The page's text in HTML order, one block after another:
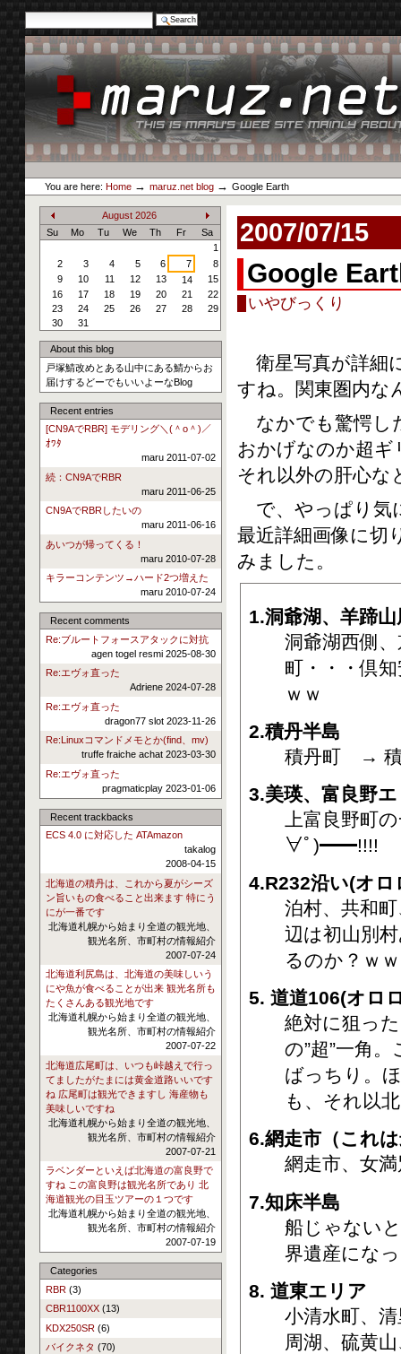
Advanced Search…
Skip
to
content.
Skip
navigation
maruz.net
Personal
tools
You are here: Home → maruz.net blog → Google Earth
«
August 2026
»
Su Mo Tu We Th Fr
Sa
1
2
3 4 5 6 7
8
9
10 11 12 13 14
15
16
17 18 19 20 21
22
23
24 25 26 27 28
29
30
31
About this blog
戸塚鯖改めとある山中にある鯖からお
届けするどーでもいいよーなBlog
Recent entries
[CN9AでRBR] モデリング＼(＾o＾)／
ｵﾜﾀ
maru 2011-07-02
続：CN9AでRBR
maru 2011-06-25
CN9AでRBRしたいの
maru 2011-06-16
あいつが帰ってくる！
maru 2010-07-28
キラーコンテンツ→ハード2つ増えた
maru 2010-07-24
Recent comments
Re:ブルートフォースアタックに対抗
agen togel resmi 2025-08-30
Re:エヴォ直った
Adriene 2024-07-28
Re:エヴォ直った
dragon77 slot 2023-11-26
Re:Linuxコマンドメモとか(find、mv)
truffe fraiche achat 2023-03-30
Re:エヴォ直った
pragmaticplay 2023-01-06
Recent trackbacks
ECS 4.0 に対応した ATAmazon
takalog
2008-04-15
北海道の積丹は、これから夏がシーズ
ン旨いもの食べること出来ます 特にう
にが一番です
北海道札幌から始まり全道の観光地、
観光名所、市町村の情報紹介
2007-07-24
北海道利尻島は、北海道の美味しいう
にや魚が食べることが出来 観光名所も
たくさんある観光地です
北海道札幌から始まり全道の観光地、
観光名所、市町村の情報紹介
2007-07-22
北海道広尾町は、いつも峠越えで行っ
てましたがたまには黄金道路いいです
ね 広尾町は観光できますし 海産物も
美味しいですね
北海道札幌から始まり全道の観光地、
観光名所、市町村の情報紹介
2007-07-21
ラベンダーといえば北海道の富良野で
すね この富良野は観光名所であり 北
海道観光の目玉ツアーの１つです
北海道札幌から始まり全道の観光地、
観光名所、市町村の情報紹介
2007-07-19
Categories
RBR(3)
CBR1100XX(13)
KDX250SR(6)
バイクネタ (70)
2007/07/15
Google
いやびっくり
衛星写真が詳細
すね。関東圏内な
なかでも驚愕し
おかげなのか超
それ以外の肝心な
で、やっぱり気
最近詳細画像に切
みました。
1.洞爺湖、羊蹄
洞爺湖西側
町・・・倶
ｗｗ
2.積丹半島
積丹町 → 積
3.美瑛、富良野
上富良野町
∀ﾟ)━━!!!!
4.R232沿い(オ
泊村、共和
辺は初山別
るのか？ｗｗ
5. 道道106(オロ
絶対に狙っ
の”超”一角
ばっちり。
も、それ以
6.網走市（これ
網走市、女
7.知床半島
船じゃない
界遺産にな
8. 道東エリア
小清水町、
周湖、硫黄